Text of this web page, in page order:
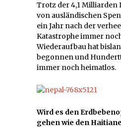
Trotz der 4,1
von ausländischen
ein Jahr nach der
Katastrophe immer
Wiederaufbau hat
begonnen und
immer noch heimatlos.
Wird es den
gehen wie den